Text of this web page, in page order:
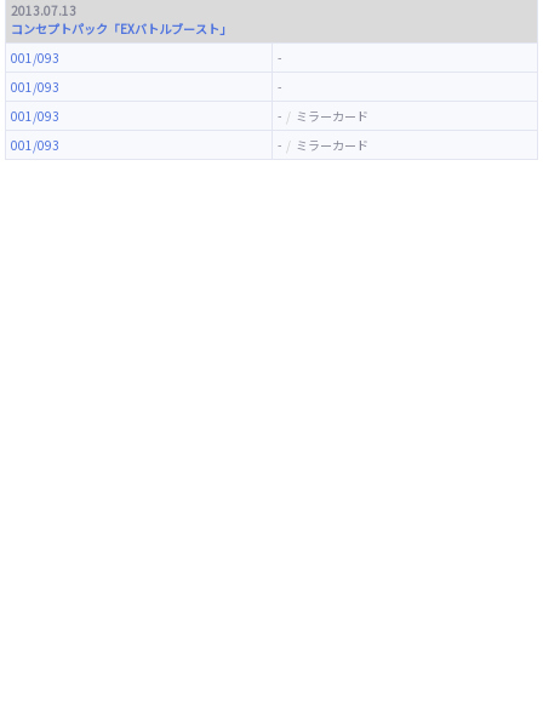
2013.07.13
コンセプトパック「EXバトルブースト」
001/093
-
001/093
-
001/093
-
ミラーカード
001/093
- ミラーカード